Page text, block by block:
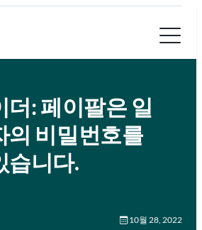
더: 페이팔은 일
의 비밀번호를
습니다.
10월 28, 2022